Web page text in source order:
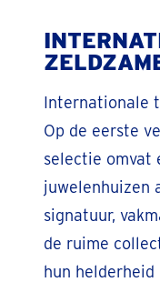
Internationale
Op de eerste
selectie omvat
juwelenhuizen
signatuur,
de ruime
hun helderheid